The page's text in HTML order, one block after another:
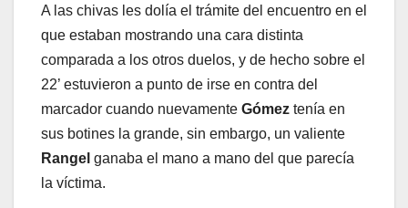
A las chivas les dolía el trámite del encuentro en el
que estaban mostrando una cara distinta
comparada a los otros duelos, y de hecho sobre el
22’ estuvieron a punto de irse en contra del
marcador cuando nuevamente Gómez tenía en
sus botines la grande, sin embargo, un valiente
Rangel ganaba el mano a mano del que parecía
la víctima.